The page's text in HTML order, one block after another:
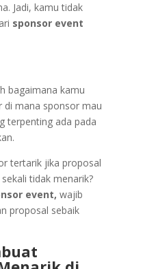
Jadi, kamu tidak
sponsor event
bagaimana kamu
di mana sponsor mau
terpenting ada pada
tertarik jika proposal
tidak menarik?
event, wajib
proposal sebaik